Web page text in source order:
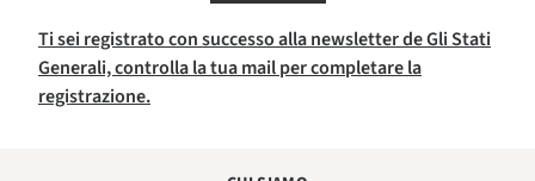
Ti sei registrato con successo alla newsletter de Gli Stati
Generali, controlla la tua mail per completare la
registrazione.